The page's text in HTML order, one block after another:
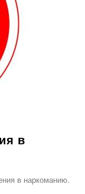
в
в наркоманию.